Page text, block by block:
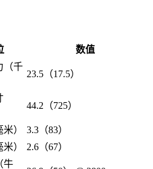
数值
（千
23.5（17.5）
44.2（725）
）
3.3（83）
）
2.6（67）
牛